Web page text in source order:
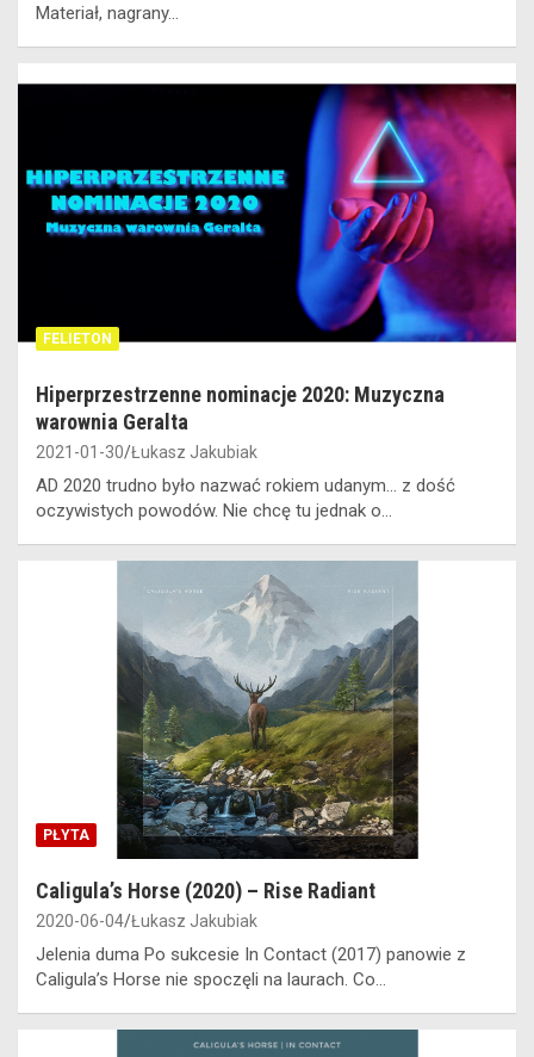
Materiał, nagrany…
FELIETON
Hiperprzestrzenne nominacje 2020: Muzyczna
warownia Geralta
2021-01-30 Łukasz Jakubiak
AD 2020 trudno było nazwać rokiem udanym… z dość
oczywistych powodów. Nie chcę tu jednak o…
PŁYTA
Caligula’s Horse (2020) – Rise Radiant
2020-06-04 Łukasz Jakubiak
Jelenia duma Po sukcesie In Contact (2017) panowie z
Caligula’s Horse nie spoczęli na laurach. Co…